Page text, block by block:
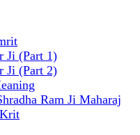
Ji (Part 1)
Ji (Part 2)
Ram Ji Maharaj